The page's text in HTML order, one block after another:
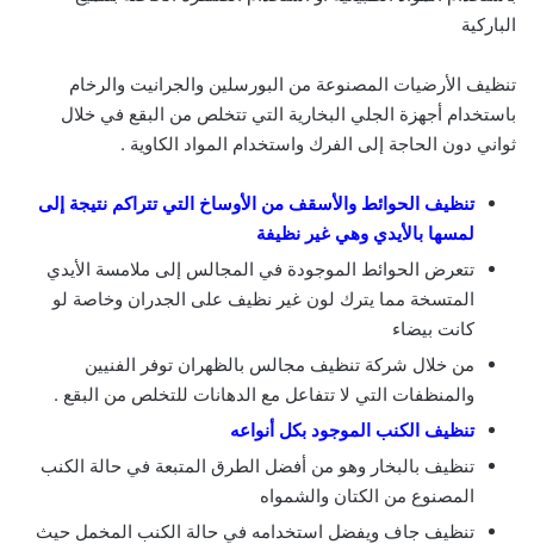
الباركية
تنظيف الأرضيات المصنوعة من البورسلين والجرانيت والرخام
باستخدام أجهزة الجلي البخارية التي تتخلص من البقع في خلال
ثواني دون الحاجة إلى الفرك واستخدام المواد الكاوية .
تنظيف الحوائط والأسقف من الأوساخ التي تتراكم نتيجة إلى
لمسها بالأيدي وهي غير نظيفة
تتعرض الحوائط الموجودة في المجالس إلى ملامسة الأيدي
المتسخة مما يترك لون غير نظيف على الجدران وخاصة لو
كانت بيضاء
من خلال شركة تنظيف مجالس بالظهران توفر الفنيين
والمنظفات التي لا تتفاعل مع الدهانات للتخلص من البقع .
تنظيف الكنب الموجود بكل أنواعه
تنظيف بالبخار وهو من أفضل الطرق المتبعة في حالة الكنب
المصنوع من الكتان والشمواه
تنظيف جاف ويفضل استخدامه في حالة الكنب المخمل حيث